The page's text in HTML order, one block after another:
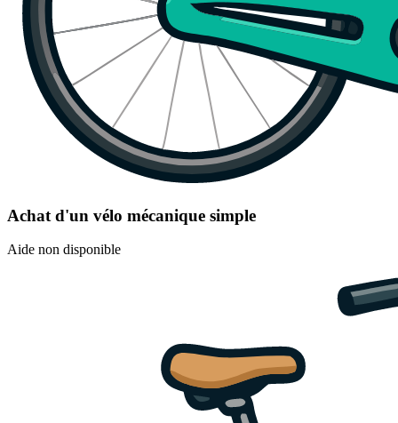
Achat d'un vélo mécanique simple
Aide non disponible